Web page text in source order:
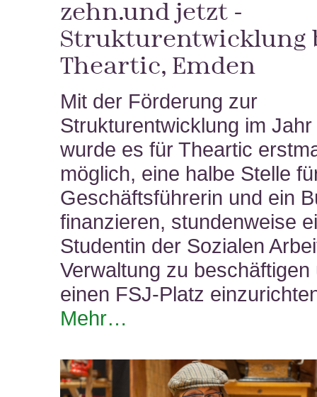
zehn.und jetzt -
Strukturentwicklung
Theartic, Emden
Mit der Förderung zur
Strukturentwicklung im Jahr
wurde es für Theartic
möglich, eine halbe Stelle
Geschäftsführerin und ein
finanzieren, stundenweise
Studentin der Sozialen
Verwaltung zu beschäftigen
einen FSJ-Platz
Mehr…